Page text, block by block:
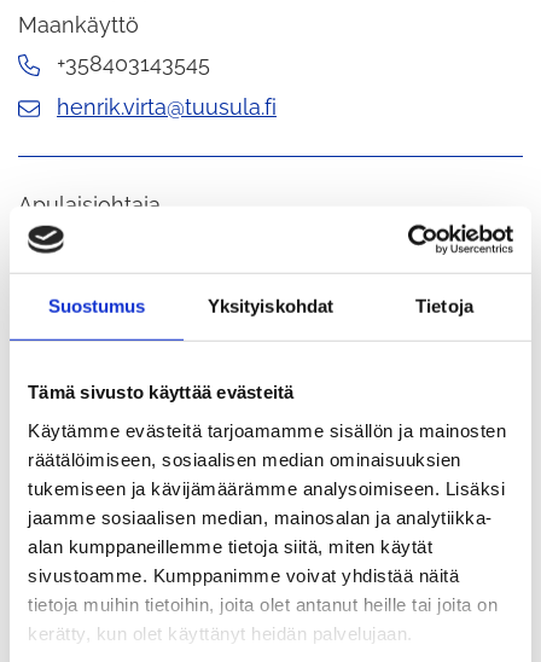
Suostumus Yksityiskohdat Tietoja
Tämä sivusto käyttää evästeitä
Käytämme evästeitä tarjoamamme sisällön ja mainosten
räätälöimiseen, sosiaalisen median ominaisuuksien
tukemiseen ja kävijämäärämme analysoimiseen. Lisäksi
jaamme sosiaalisen median, mainosalan ja analytiikka-
alan kumppaneillemme tietoja siitä, miten käytät
sivustoamme. Kumppanimme voivat yhdistää näitä
tietoja muihin tietoihin, joita olet antanut heille tai joita on
kerätty, kun olet käyttänyt heidän palvelujaan.
Maankäyttö
+358403143545
henrik.virta@tuusula.fi
Anu Virtanen
Apulaisjohtaja
Sivistys
+358403143988
anu.virtanen@tuusula.fi
Päivi Virta
kouluterveydenhoitaja
050 497 0039